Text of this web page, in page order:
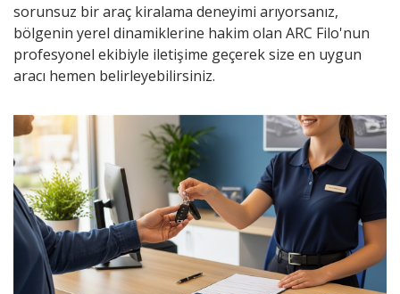
sorunsuz bir araç kiralama deneyimi arıyorsanız,
bölgenin yerel dinamiklerine hakim olan ARC Filo'nun
profesyonel ekibiyle iletişime geçerek size en uygun
aracı hemen belirleyebilirsiniz.